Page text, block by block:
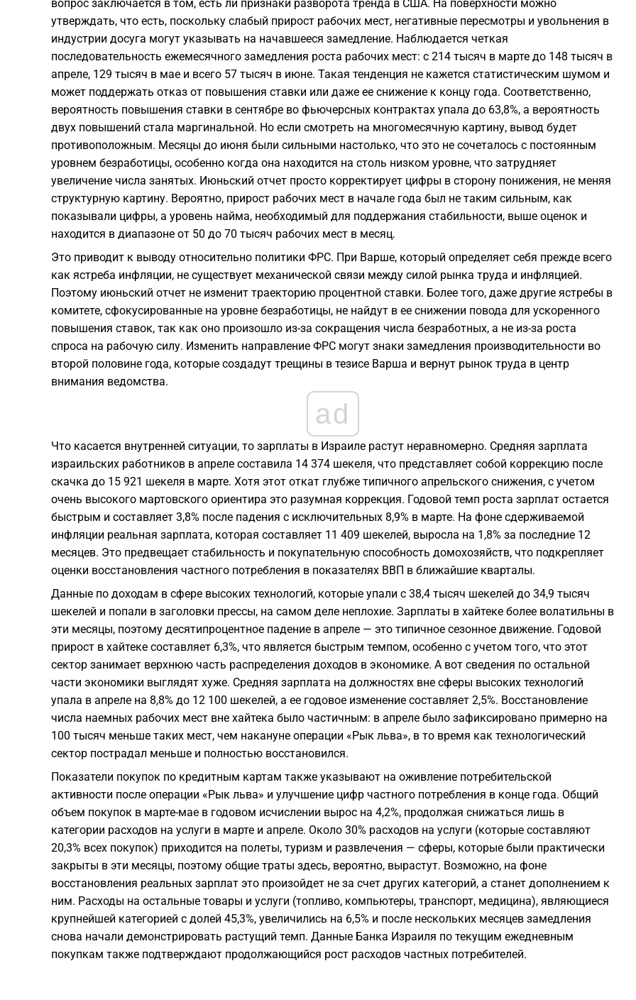
вопрос заключается в том, есть ли признаки разворота тренда в США. На поверхности можно
утверждать, что есть, поскольку слабый прирост рабочих мест, негативные пересмотры и увольнения в
индустрии досуга могут указывать на начавшееся замедление. Наблюдается четкая
последовательность ежемесячного замедления роста рабочих мест: с 214 тысяч в марте до 148 тысяч в
апреле, 129 тысяч в мае и всего 57 тысяч в июне. Такая тенденция не кажется статистическим шумом и
может поддержать отказ от повышения ставки или даже ее снижение к концу года. Соответственно,
вероятность повышения ставки в сентябре во фьючерсных контрактах упала до 63,8%, а вероятность
двух повышений стала маргинальной. Но если смотреть на многомесячную картину, вывод будет
противоположным. Месяцы до июня были сильными настолько, что это не сочеталось с постоянным
уровнем безработицы, особенно когда она находится на столь низком уровне, что затрудняет
увеличение числа занятых. Июньский отчет просто корректирует цифры в сторону понижения, не меняя
структурную картину. Вероятно, прирост рабочих мест в начале года был не таким сильным, как
показывали цифры, а уровень найма, необходимый для поддержания стабильности, выше оценок и
находится в диапазоне от 50 до 70 тысяч рабочих мест в месяц.
Это приводит к выводу относительно политики ФРС. При Варше, который определяет себя прежде всего
как ястреба инфляции, не существует механической связи между силой рынка труда и инфляцией.
Поэтому июньский отчет не изменит траекторию процентной ставки. Более того, даже другие ястребы в
комитете, сфокусированные на уровне безработицы, не найдут в ее снижении повода для ускоренного
повышения ставок, так как оно произошло из-за сокращения числа безработных, а не из-за роста
спроса на рабочую силу. Изменить направление ФРС могут знаки замедления производительности во
второй половине года, которые создадут трещины в тезисе Варша и вернут рынок труда в центр
внимания ведомства.
ad
Что касается внутренней ситуации, то зарплаты в Израиле растут неравномерно. Средняя зарплата
израильских работников в апреле составила 14 374 шекеля, что представляет собой коррекцию после
скачка до 15 921 шекеля в марте. Хотя этот откат глубже типичного апрельского снижения, с учетом
очень высокого мартовского ориентира это разумная коррекция. Годовой темп роста зарплат остается
быстрым и составляет 3,8% после падения с исключительных 8,9% в марте. На фоне сдерживаемой
инфляции реальная зарплата, которая составляет 11 409 шекелей, выросла на 1,8% за последние 12
месяцев. Это предвещает стабильность и покупательную способность домохозяйств, что подкрепляет
оценки восстановления частного потребления в показателях ВВП в ближайшие кварталы.
Данные по доходам в сфере высоких технологий, которые упали с 38,4 тысяч шекелей до 34,9 тысяч
шекелей и попали в заголовки прессы, на самом деле неплохие. Зарплаты в хайтеке более волатильны в
эти месяцы, поэтому десятипроцентное падение в апреле — это типичное сезонное движение. Годовой
прирост в хайтеке составляет 6,3%, что является быстрым темпом, особенно с учетом того, что этот
сектор занимает верхнюю часть распределения доходов в экономике. А вот сведения по остальной
части экономики выглядят хуже. Средняя зарплата на должностях вне сферы высоких технологий
упала в апреле на 8,8% до 12 100 шекелей, а ее годовое изменение составляет 2,5%. Восстановление
числа наемных рабочих мест вне хайтека было частичным: в апреле было зафиксировано примерно на
100 тысяч меньше таких мест, чем накануне операции «Рык льва», в то время как технологический
сектор пострадал меньше и полностью восстановился.
Показатели покупок по кредитным картам также указывают на оживление потребительской
активности после операции «Рык льва» и улучшение цифр частного потребления в конце года. Общий
объем покупок в марте-мае в годовом исчислении вырос на 4,2%, продолжая снижаться лишь в
категории расходов на услуги в марте и апреле. Около 30% расходов на услуги (которые составляют
20,3% всех покупок) приходится на полеты, туризм и развлечения — сферы, которые были практически
закрыты в эти месяцы, поэтому общие траты здесь, вероятно, вырастут. Возможно, на фоне
восстановления реальных зарплат это произойдет не за счет других категорий, а станет дополнением к
ним. Расходы на остальные товары и услуги (топливо, компьютеры, транспорт, медицина), являющиеся
крупнейшей категорией с долей 45,3%, увеличились на 6,5% и после нескольких месяцев замедления
снова начали демонстрировать растущий темп. Данные Банка Израиля по текущим ежедневным
покупкам также подтверждают продолжающийся рост расходов частных потребителей.